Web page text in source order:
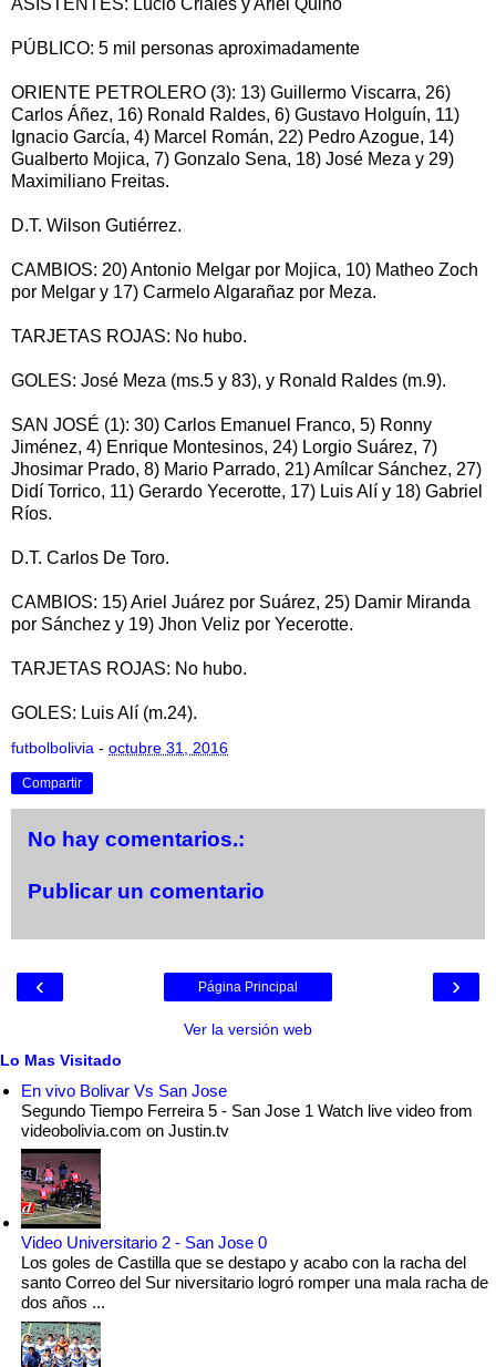
PÚBLICO: 5 mil personas aproximadamente
ORIENTE PETROLERO (3): 13) Guillermo Viscarra, 26)
Carlos Áñez, 16) Ronald Raldes, 6) Gustavo Holguín, 11)
Ignacio García, 4) Marcel Román, 22) Pedro Azogue, 14)
Gualberto Mojica, 7) Gonzalo Sena, 18) José Meza y 29)
Maximiliano Freitas.
D.T. Wilson Gutiérrez.
CAMBIOS: 20) Antonio Melgar por Mojica, 10) Matheo Zoch
por Melgar y 17) Carmelo Algarañaz por Meza.
TARJETAS ROJAS: No hubo.
GOLES: José Meza (ms.5 y 83), y Ronald Raldes (m.9).
SAN JOSÉ (1): 30) Carlos Emanuel Franco, 5) Ronny
Jiménez, 4) Enrique Montesinos, 24) Lorgio Suárez, 7)
Jhosimar Prado, 8) Mario Parrado, 21) Amílcar Sánchez, 27)
Didí Torrico, 11) Gerardo Yecerotte, 17) Luis Alí y 18) Gabriel
Ríos.
D.T. Carlos De Toro.
CAMBIOS: 15) Ariel Juárez por Suárez, 25) Damir Miranda
por Sánchez y 19) Jhon Veliz por Yecerotte.
TARJETAS ROJAS: No hubo.
GOLES: Luis Alí (m.24).
futbolbolivia - octubre 31, 2016
Compartir
No hay comentarios.:
Publicar un comentario
‹ ›
Página Principal
Ver la versión web
Lo Mas Visitado
En vivo Bolivar Vs San Jose
Segundo Tiempo Ferreira 5 - San Jose 1 Watch live video from
videobolivia.com on Justin.tv
Video Universitario 2 - San Jose 0
Los goles de Castilla que se destapo y acabo con la racha del
santo Correo del Sur niversitario logró romper una mala racha de
dos años ...